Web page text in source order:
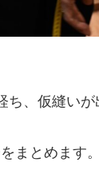
ち、仮縫いが
まとめます。